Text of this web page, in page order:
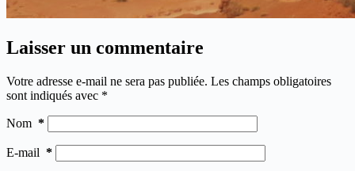
Laisser un commentaire
Votre adresse e-mail ne sera pas publiée. Les champs obligatoires
sont indiqués avec *
Nom *
E-mail *